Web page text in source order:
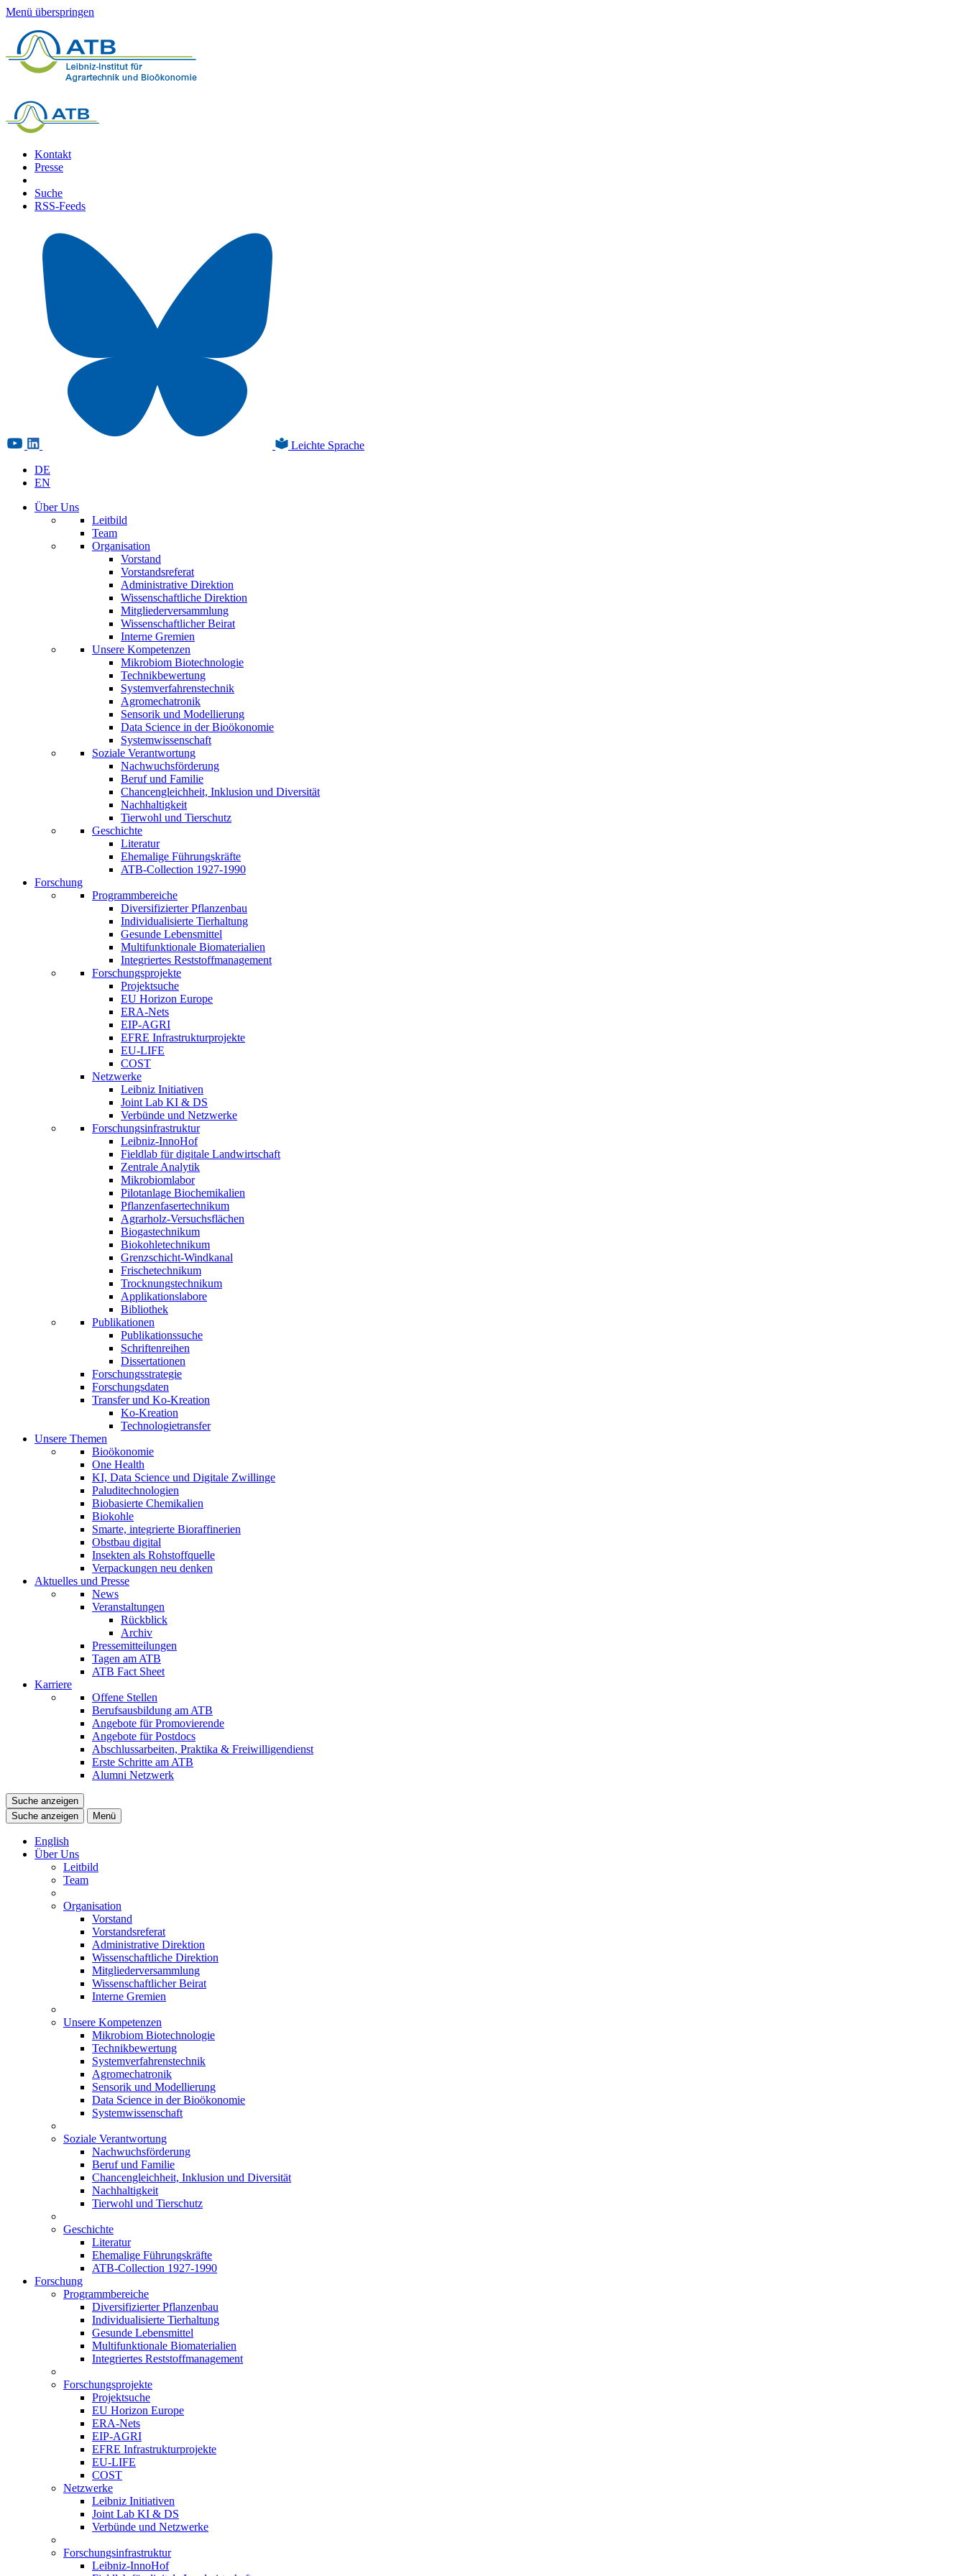
Menü überspringen
Kontakt
Presse
Suche
RSS-Feeds
Leichte Sprache
DE
EN
Über Uns
Leitbild
Team
Organisation
Vorstand
Vorstandsreferat
Administrative Direktion
Wissenschaftliche Direktion
Mitgliederversammlung
Wissenschaftlicher Beirat
Interne Gremien
Unsere Kompetenzen
Mikrobiom Biotechnologie
Technikbewertung
Systemverfahrenstechnik
Agromechatronik
Sensorik und Modellierung
Data Science in der Bioökonomie
Systemwissenschaft
Soziale Verantwortung
Nachwuchsförderung
Beruf und Familie
Chancengleichheit, Inklusion und Diversität
Nachhaltigkeit
Tierwohl und Tierschutz
Geschichte
Literatur
Ehemalige Führungskräfte
ATB-Collection 1927-1990
Forschung
Programmbereiche
Diversifizierter Pflanzenbau
Individualisierte Tierhaltung
Gesunde Lebensmittel
Multifunktionale Biomaterialien
Integriertes Reststoffmanagement
Forschungsprojekte
Projektsuche
EU Horizon Europe
ERA-Nets
EIP-AGRI
EFRE Infrastrukturprojekte
EU-LIFE
COST
Netzwerke
Leibniz Initiativen
Joint Lab KI & DS
Verbünde und Netzwerke
Forschungsinfrastruktur
Leibniz-InnoHof
Fieldlab für digitale Landwirtschaft
Zentrale Analytik
Mikrobiomlabor
Pilotanlage Biochemikalien
Pflanzenfasertechnikum
Agrarholz-Versuchsflächen
Biogastechnikum
Biokohletechnikum
Grenzschicht-Windkanal
Frischetechnikum
Trocknungstechnikum
Applikationslabore
Bibliothek
Publikationen
Publikationssuche
Schriftenreihen
Dissertationen
Forschungsstrategie
Forschungsdaten
Transfer und Ko-Kreation
Ko-Kreation
Technologietransfer
Unsere Themen
Bioökonomie
One Health
KI, Data Science und Digitale Zwillinge
Paluditechnologien
Biobasierte Chemikalien
Biokohle
Smarte, integrierte Bioraffinerien
Obstbau digital
Insekten als Rohstoffquelle
Verpackungen neu denken
Aktuelles und Presse
News
Veranstaltungen
Rückblick
Archiv
Pressemitteilungen
Tagen am ATB
ATB Fact Sheet
Karriere
Offene Stellen
Berufsausbildung am ATB
Angebote für Promovierende
Angebote für Postdocs
Abschlussarbeiten, Praktika & Freiwilligendienst
Erste Schritte am ATB
Alumni Netzwerk
Suche anzeigen
Suche anzeigen
Menü
English
Über Uns
Leitbild
Team
Organisation
Vorstand
Vorstandsreferat
Administrative Direktion
Wissenschaftliche Direktion
Mitgliederversammlung
Wissenschaftlicher Beirat
Interne Gremien
Unsere Kompetenzen
Mikrobiom Biotechnologie
Technikbewertung
Systemverfahrenstechnik
Agromechatronik
Sensorik und Modellierung
Data Science in der Bioökonomie
Systemwissenschaft
Soziale Verantwortung
Nachwuchsförderung
Beruf und Familie
Chancengleichheit, Inklusion und Diversität
Nachhaltigkeit
Tierwohl und Tierschutz
Geschichte
Literatur
Ehemalige Führungskräfte
ATB-Collection 1927-1990
Forschung
Programmbereiche
Diversifizierter Pflanzenbau
Individualisierte Tierhaltung
Gesunde Lebensmittel
Multifunktionale Biomaterialien
Integriertes Reststoffmanagement
Forschungsprojekte
Projektsuche
EU Horizon Europe
ERA-Nets
EIP-AGRI
EFRE Infrastrukturprojekte
EU-LIFE
COST
Netzwerke
Leibniz Initiativen
Joint Lab KI & DS
Verbünde und Netzwerke
Forschungsinfrastruktur
Leibniz-InnoHof